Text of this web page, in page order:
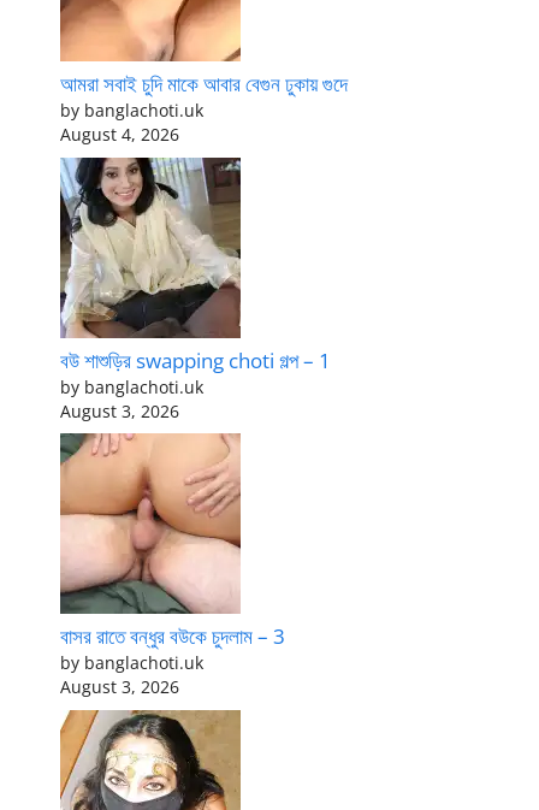
আমরা সবাই চুদি মাকে আবার বেগুন ঢুকায় গুদে
by banglachoti.uk
August 4, 2026
বউ শাশুড়ির swapping choti গল্প – 1
by banglachoti.uk
August 3, 2026
বাসর রাতে বন্ধুর বউকে চুদলাম – 3
by banglachoti.uk
August 3, 2026